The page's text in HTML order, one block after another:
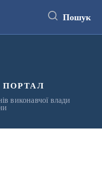
Пошук
виконавчої влади